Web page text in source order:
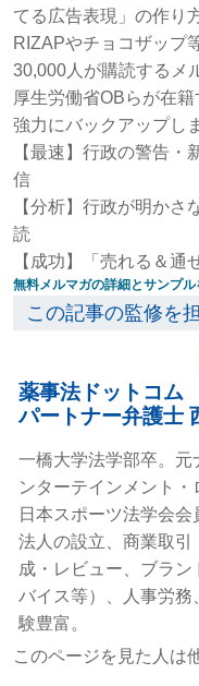
てる広告表現」の作り
RIZAPやチョコザップ
30,000人が購読するメ
厚生労働省OBらが在
強力にバックアップし
【最速】行政の警告
信
【分析】行政が明か
読
【成功】「売れる＆
無料メルマガの詳細とサンプ
この記事の監修を
薬事法ドットコム
パートナー弁護士
一橋大学法学部卒。元
ンターテインメント・
日本スポーツ法学会会
法人の設立、商業取
成・レビュー、ブラ
バイス等）、人事労務
験豊富。
このページを見た人は